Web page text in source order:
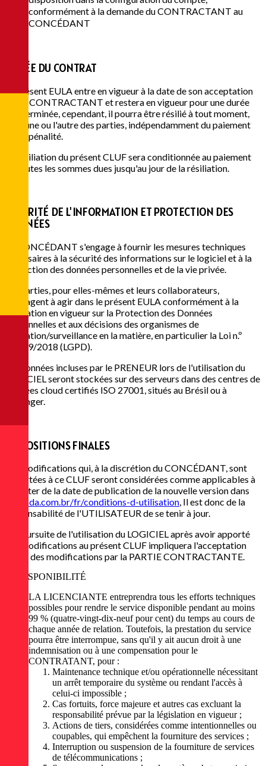
conformément à la demande du CONTRACTANT au
CONCÉDANT
DURÉE DU CONTRAT
Le présent EULA entre en vigueur à la date de son acceptation
par le CONTRACTANT et restera en vigueur pour une durée
indéterminée, cependant, il pourra être résilié à tout moment,
par l'une ou l'autre des parties, indépendamment du paiement
d'une pénalité.
La résiliation du présent CLUF sera conditionnée au paiement
de toutes les sommes dues jusqu'au jour de la résiliation.
SÉCURITÉ DE L'INFORMATION ET PROTECTION DES
DONNÉES
Le CONCÉDANT s'engage à fournir les mesures techniques
nécessaires à la sécurité des informations sur le logiciel et à la
protection des données personnelles et de la vie privée.
Les parties, pour elles-mêmes et leurs collaborateurs,
s'engagent à agir dans le présent EULA conformément à la
législation en vigueur sur la Protection des Données
Personnelles et aux décisions des organismes de
régulation/surveillance en la matière, en particulier la Loi n.º
13.709/2018 (LGPD).
Les données incluses par le PRENEUR lors de l'utilisation du
LOGICIEL seront stockées sur des serveurs dans des centres de
données cloud certifiés ISO 27001, situés au Brésil ou à
l'étranger.
DISPOSITIONS FINALES
Les modifications qui, à la discrétion du CONCÉDANT, sont
apportées à ce CLUF seront considérées comme applicables à
compter de la date de publication de la nouvelle version dans
eagenda.com.br/fr/conditions-d-utilisation, Il est donc de la
responsabilité de l'UTILISATEUR de se tenir à jour.
La poursuite de l'utilisation du LOGICIEL après avoir apporté
des modifications au présent CLUF impliquera l'acceptation
tacite des modifications par la PARTIE CONTRACTANTE.
DISPONIBILITÉ
LA LICENCIANTE entreprendra tous les efforts techniques
possibles pour rendre le service disponible pendant au moins
99 % (quatre-vingt-dix-neuf pour cent) du temps au cours de
chaque année de relation. Toutefois, la prestation du service
pourra être interrompue, sans qu'il y ait aucun droit à une
indemnisation ou à une compensation pour le
CONTRATANT, pour :
Maintenance technique et/ou opérationnelle nécessitant
un arrêt temporaire du système ou rendant l'accès à
celui-ci impossible ;
Cas fortuits, force majeure et autres cas excluant la
responsabilité prévue par la législation en vigueur ;
Actions de tiers, considérées comme intentionnelles ou
coupables, qui empêchent la fourniture des services ;
Interruption ou suspension de la fourniture de services
de télécommunications ;